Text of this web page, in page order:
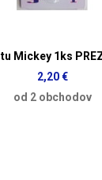
Mickey 1ks
2,20 €
od 2 obchodov